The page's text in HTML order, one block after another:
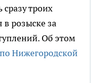
сразу троих
розыске за
Об этом
Нижегородской